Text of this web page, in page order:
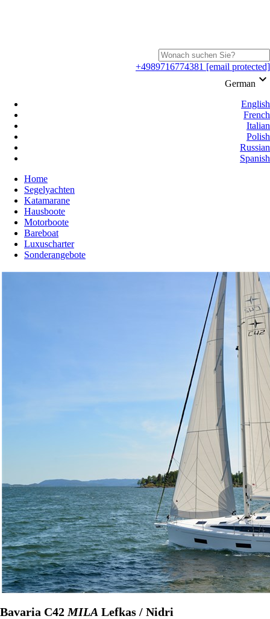
+4989716774381 [email protected]
German keyboard_arrow_down
English
French
Italian
Polish
Russian
Spanish
Home
Segelyachten
Katamarane
Hausboote
Motorboote
Bareboat
Luxuscharter
Sonderangebote
Bavaria C42 MILA Lefkas / Nidri